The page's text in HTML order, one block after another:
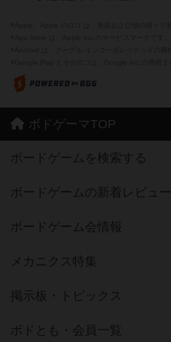
ボドゲーマTOP
ボードゲームを検索する
ボードゲームの新着レビュー
ボードゲーム会情報
メカニクス特集
掲示板・トピックス
ボドとも・会員一覧